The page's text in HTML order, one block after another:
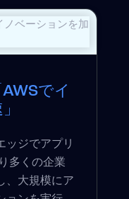
でイ
ッジでアプリ
多くの企業
、大規模にア